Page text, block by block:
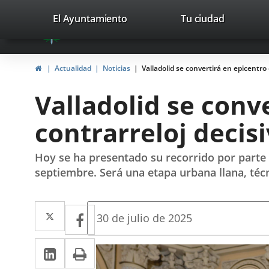
Portal
Web
del
Valladolid
avaTop
valladolid.es
El Ayuntamiento Tu ciudad
InicioActualidad Noticias Valladolid se convertirá en
Valladolid se
contrarreloj
Hoy se ha presentado su recorrido por parte
septiembre. Será una etapa urbana llana,
Twitter
Enlace
a
una
Facebook
Enlace
a
una
LinkedIn
EnlaceImprimir
Fecha
la
noticia
30 de julio de 2025